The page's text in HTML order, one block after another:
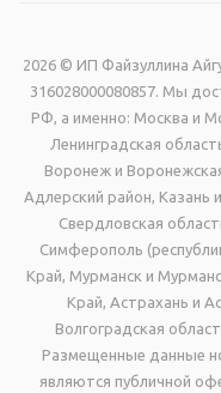
2026 © ИП Файзуллина
316028000080857. Мы
РФ, а именно: Москва и
Ленинградская
Воронеж и
Адлерский район, Казань
Свердловская
Симферополь
Край, Мурманск и
Край, Астрахань и
Волгоградская
Размещенные данные
являются публичной